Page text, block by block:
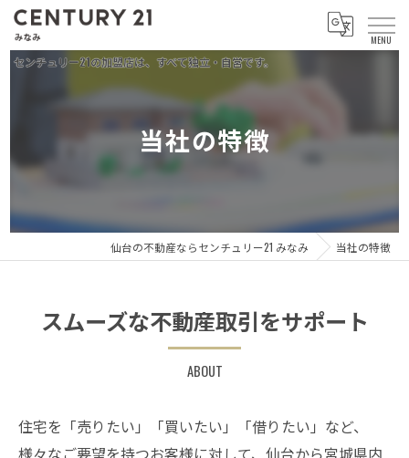
当社の特徴
仙台の不動産ならセンチュリー21 みなみ 当社の特徴
スムーズな不動産取引をサポート
ABOUT
住宅を「売りたい」「買いたい」「借りたい」など、
様々なご要望を持つお客様に対して、仙台から宮城県内